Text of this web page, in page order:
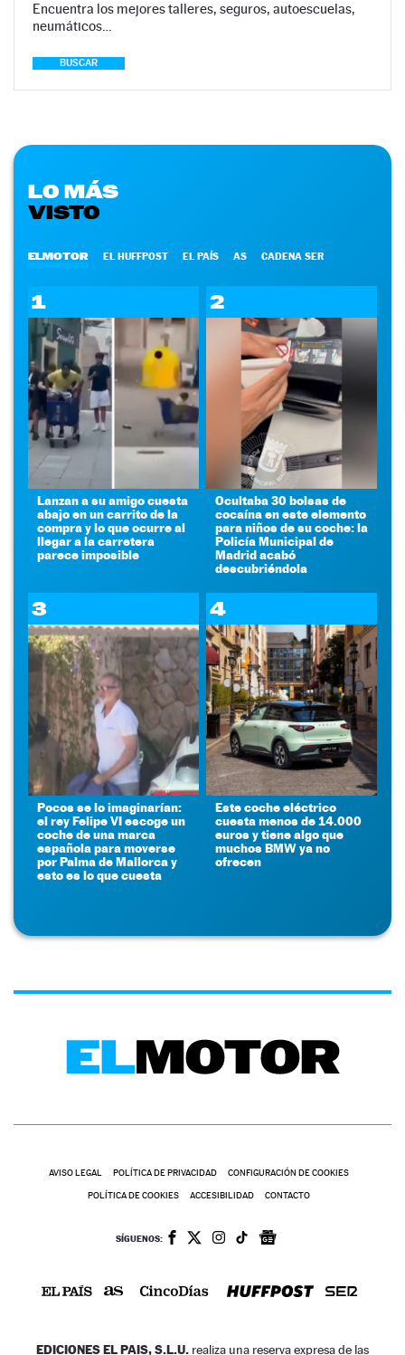
Encuentra los mejores talleres, seguros, autoescuelas,
neumáticos…
BUSCAR
LO MÁS
VISTO
ELMOTOR EL HUFFPOST EL PAÍS AS CADENA SER
1
Lanzan a su amigo cuesta
abajo en un carrito de la
compra y lo que ocurre al
llegar a la carretera
parece imposible
2
Ocultaba 30 bolsas de
cocaína en este elemento
para niños de su coche: la
Policía Municipal de
Madrid acabó
descubriéndola
3
Pocos se lo imaginarían:
el rey Felipe VI escoge un
coche de una marca
española para moverse
por Palma de Mallorca y
esto es lo que cuesta
4
Este coche eléctrico
cuesta menos de 14.000
euros y tiene algo que
muchos BMW ya no
ofrecen
AVISO LEGAL POLÍTICA DE PRIVACIDAD CONFIGURACIÓN DE COOKIES
POLÍTICA DE COOKIES ACCESIBILIDAD CONTACTO
SÍGUENOS:
EDICIONES EL PAIS, S.L.U. realiza una reserva expresa de las